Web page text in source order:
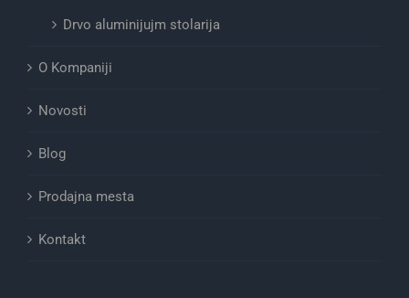
Drvo aluminijujm stolarija
O Kompaniji
Novosti
Blog
Prodajna mesta
Kontakt